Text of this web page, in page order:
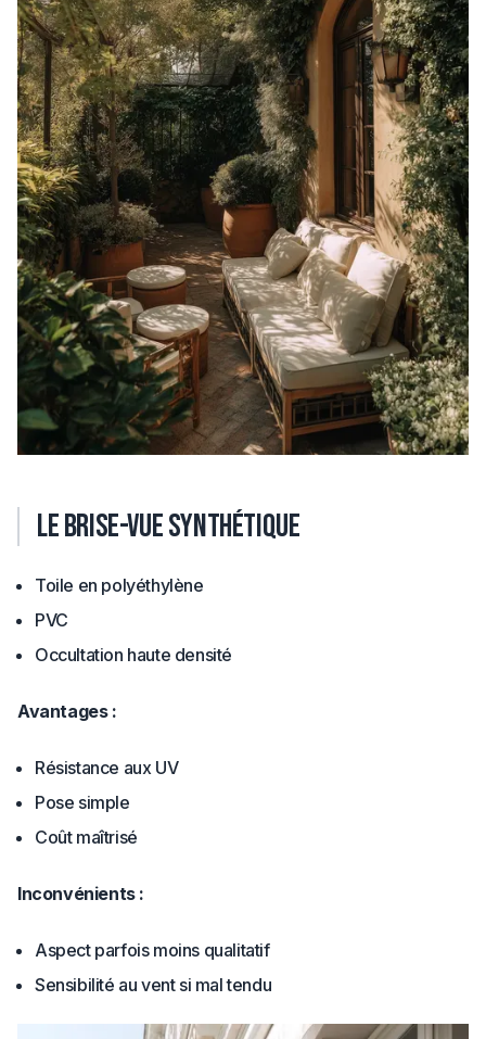
Le brise-vue synthétique
Toile en polyéthylène
PVC
Occultation haute densité
Avantages :
Résistance aux UV
Pose simple
Coût maîtrisé
Inconvénients :
Aspect parfois moins qualitatif
Sensibilité au vent si mal tendu